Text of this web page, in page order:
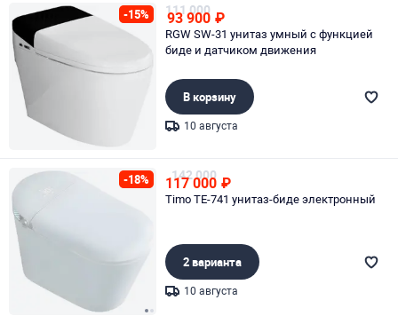
-15% 111 000
93 900 ₽
RGW SW-31 унитаз умный с функцией
биде и датчиком движения
В корзину
10 августа
-18% 142 000
117 000 ₽
Timo TE-741 унитаз-биде электронный
2 варианта
10 августа